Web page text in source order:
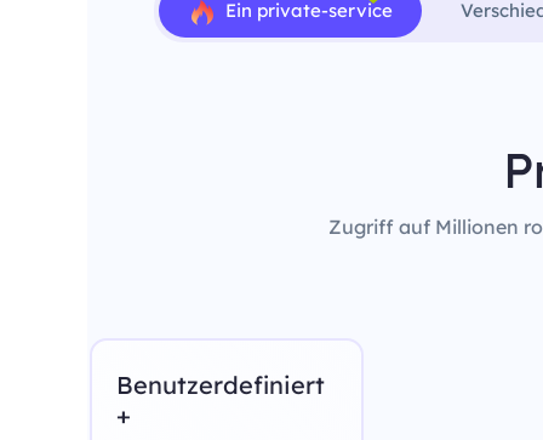
Ein private-service
Zugriff auf Millionen
Benutzerdefiniert
+